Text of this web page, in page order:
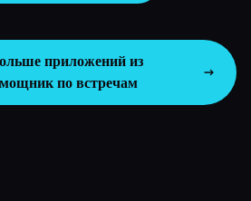
приложений из
по встречам